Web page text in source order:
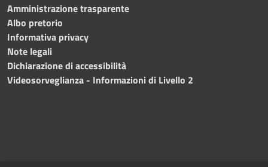
Amministrazione trasparente
Albo pretorio
Informativa privacy
Note legali
Dichiarazione di accessibilità
Videosorveglianza - Informazioni di Livello 2